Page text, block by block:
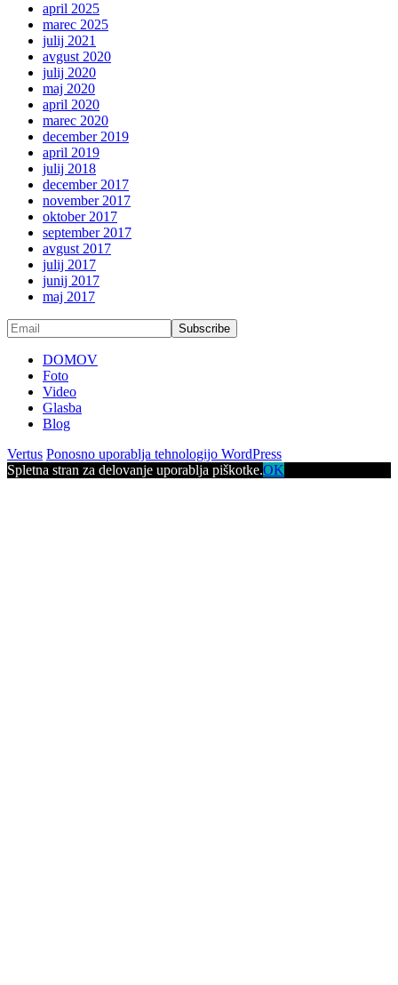
april 2025
marec 2025
julij 2021
avgust 2020
julij 2020
maj 2020
april 2020
marec 2020
december 2019
april 2019
julij 2018
december 2017
november 2017
oktober 2017
september 2017
avgust 2017
julij 2017
junij 2017
maj 2017
DOMOV
Foto
Video
Glasba
Blog
Vertus Ponosno uporablja tehnologijo WordPress
Spletna stran za delovanje uporablja piškotke.OK